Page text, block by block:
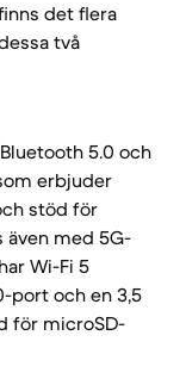
det flera
två
5.0 och
erbjuder
stöd för
även med 5G-
Wi-Fi 5
port och en 3,5
för microSD-